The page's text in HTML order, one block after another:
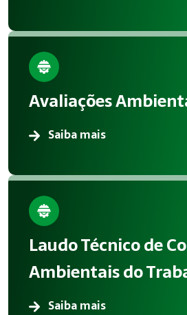
Avaliações
Saiba mais
Laudo Técnico de
Ambientais do
Saiba mais